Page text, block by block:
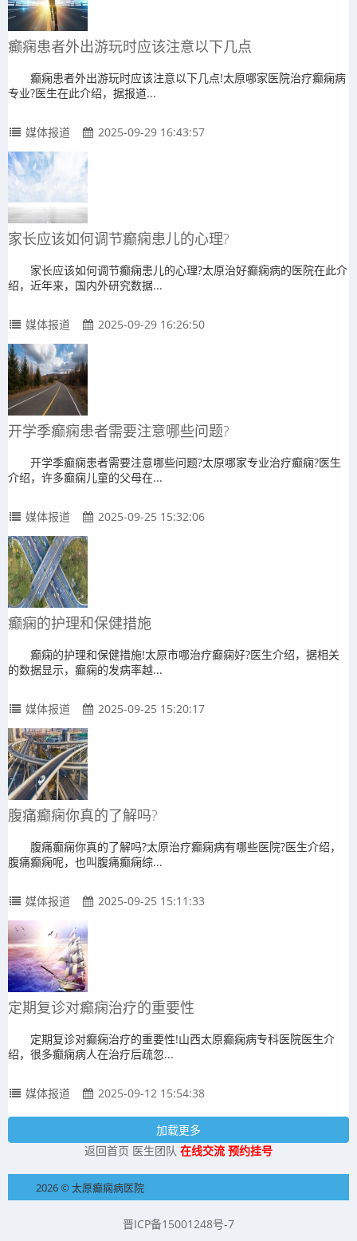
癫痫患者外出游玩时应该注意以下几点
癫痫患者外出游玩时应该注意以下几点!太原哪家医院治疗癫痫病
专业?医生在此介绍，据报道...
媒体报道 2025-09-29 16:43:57
家长应该如何调节癫痫患儿的心理?
家长应该如何调节癫痫患儿的心理?太原治好癫痫病的医院在此介
绍，近年来，国内外研究数据...
媒体报道 2025-09-29 16:26:50
开学季癫痫患者需要注意哪些问题?
开学季癫痫患者需要注意哪些问题?太原哪家专业治疗癫痫?医生
介绍，许多癫痫儿童的父母在...
媒体报道 2025-09-25 15:32:06
癫痫的护理和保健措施
癫痫的护理和保健措施!太原市哪治疗癫痫好?医生介绍，据相关
的数据显示，癫痫的发病率越...
媒体报道 2025-09-25 15:20:17
腹痛癫痫你真的了解吗?
腹痛癫痫你真的了解吗?太原治疗癫痫病有哪些医院?医生介绍，
腹痛癫痫呢，也叫腹痛癫痫综...
媒体报道 2025-09-25 15:11:33
定期复诊对癫痫治疗的重要性
定期复诊对癫痫治疗的重要性!山西太原癫痫病专科医院医生介
绍，很多癫痫病人在治疗后疏忽...
媒体报道 2025-09-12 15:54:38
加载更多
返回首页 医生团队 在线交流 预约挂号
2026 © 太原癫痫病医院
晋ICP备15001248号-7